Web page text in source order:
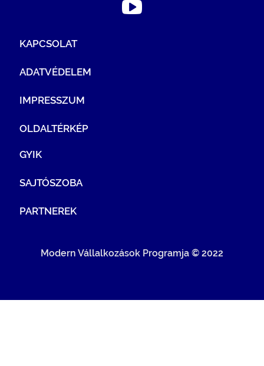
KAPCSOLAT
ADATVÉDELEM
IMPRESSZUM
OLDALTÉRKÉP
GYIK
SAJTÓSZOBA
PARTNEREK
Modern Vállalkozások Programja © 2022